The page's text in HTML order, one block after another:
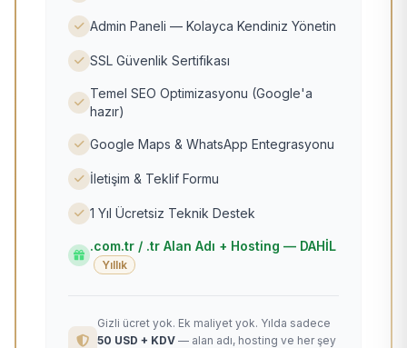
Admin Paneli — Kolayca Kendiniz Yönetin
SSL Güvenlik Sertifikası
Temel SEO Optimizasyonu (Google'a
hazır)
Google Maps & WhatsApp Entegrasyonu
İletişim & Teklif Formu
1 Yıl Ücretsiz Teknik Destek
.com.tr / .tr Alan Adı + Hosting — DAHİL
Yıllık
Gizli ücret yok. Ek maliyet yok. Yılda sadece
50 USD + KDV — alan adı, hosting ve her şey